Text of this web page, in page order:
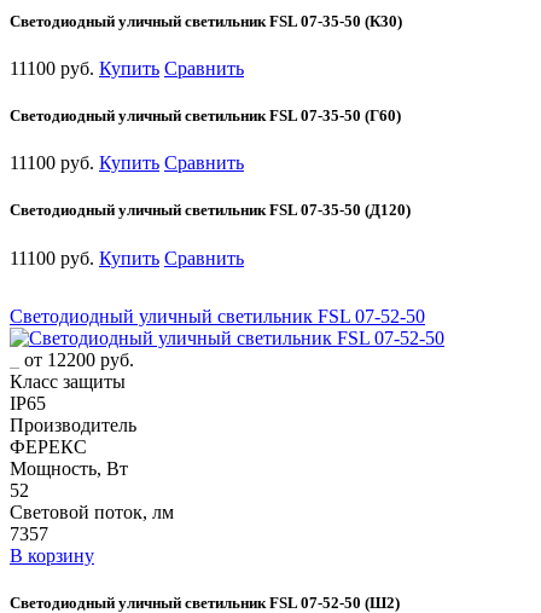
Светодиодный уличный светильник FSL 07-35-50 (К30)
11100 руб. Купить Сравнить
Светодиодный уличный светильник FSL 07-35-50 (Г60)
11100 руб. Купить Сравнить
Светодиодный уличный светильник FSL 07-35-50 (Д120)
11100 руб. Купить Сравнить
Светодиодный уличный светильник FSL 07-52-50
от 12200 руб.
Класс защиты
IP65
Производитель
ФЕРЕКС
Мощность, Вт
52
Световой поток, лм
7357
В корзину
Светодиодный уличный светильник FSL 07-52-50 (Ш2)